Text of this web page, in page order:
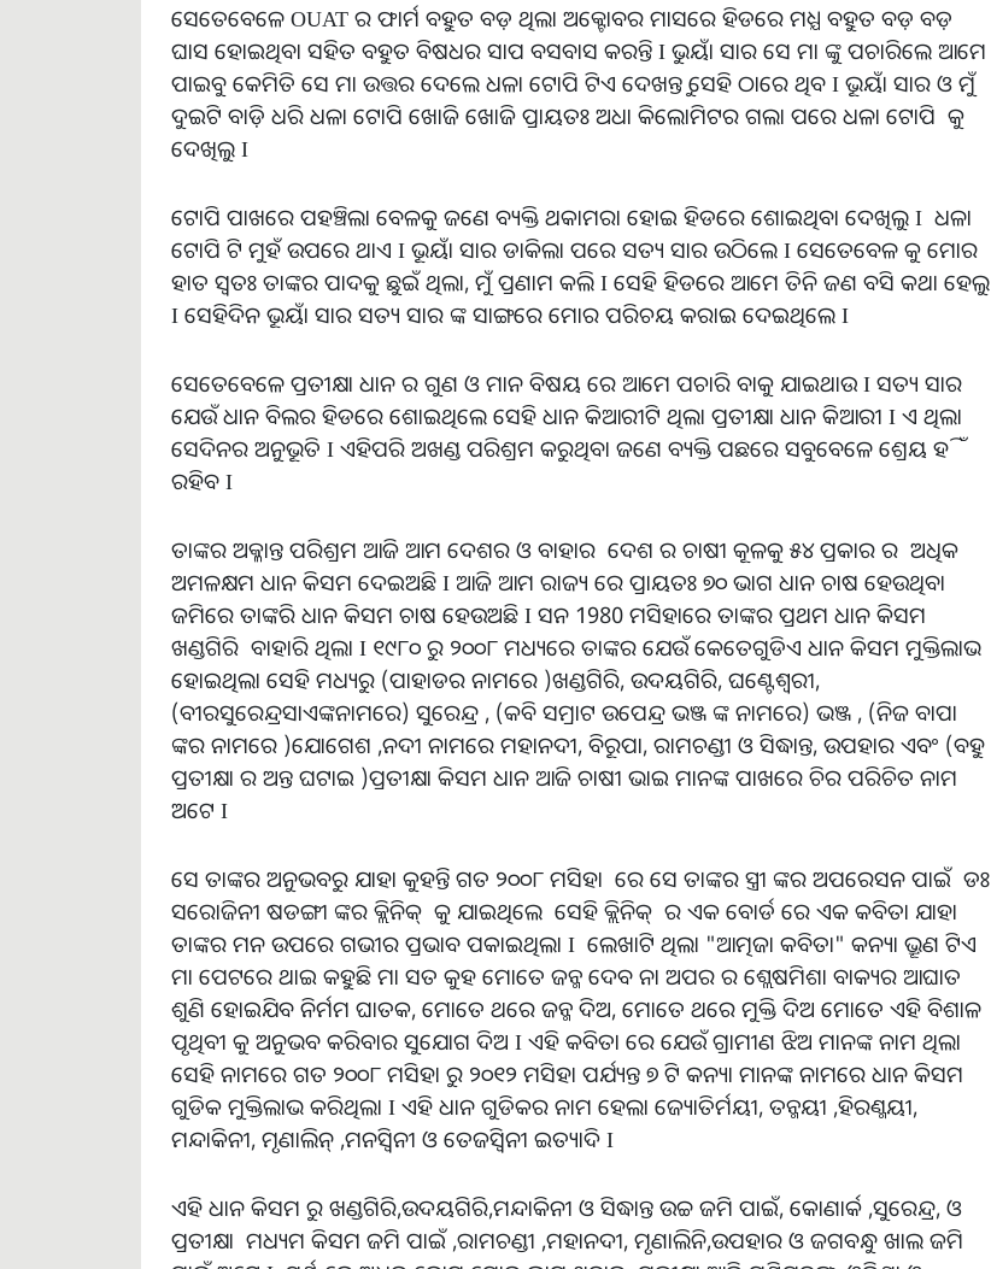
ସେତେବେଳେ OUAT ର ଫାର୍ମ ବହୁତ ବଡ଼ ଥିଲା ଅକ୍ଟୋବର ମାସରେ ହିଡରେ ମଧ୍ଯ ବହୁତ ବଡ଼ ବଡ଼
ଘାସ ହୋଇଥିବା ସହିତ ବହୁତ ବିଷଧର ସାପ ବସବାସ କରନ୍ତି I ଭୁୟାଁ ସାର ସେ ମା ଙ୍କୁ ପଚାରିଲେ ଆମେ
ପାଇବୁ କେମିତି ସେ ମା ଉତ୍ତର ଦେଲେ ଧଳା ଟୋପି ଟିଏ ଦେଖନ୍ତୁ ସେହି ଠାରେ ଥିବ I ଭୂୟାଁ ସାର ଓ ମୁଁ
ଦୁଇଟି ବାଡ଼ି ଧରି ଧଳା ଟୋପି ଖୋଜି ଖୋଜି ପ୍ରାୟତଃ ଅଧା କିଲୋମିଟର ଗଲା ପରେ ଧଳା ଟୋପି କୁ
ଦେଖିଲୁ I
ଟୋପି ପାଖରେ ପହଞ୍ଚିଲା ବେଳକୁ ଜଣେ ବ୍ୟକ୍ତି ଥକାମରା ହୋଇ ହିଡରେ ଶୋଇଥିବା ଦେଖିଲୁ I ଧଳା
ଟୋପି ଟି ମୁହଁ ଉପରେ ଥାଏ I ଭୂୟାଁ ସାର ଡାକିଲା ପରେ ସତ୍ୟ ସାର ଉଠିଲେ I ସେତେବେଳ କୁ ମୋର
ହାତ ସ୍ୱତଃ ତାଙ୍କର ପାଦକୁ ଛୁଇଁ ଥିଲା, ମୁଁ ପ୍ରଣାମ କଲି I ସେହି ହିଡରେ ଆମେ ତିନି ଜଣ ବସି କଥା ହେଲୁ
I ସେହିଦିନ ଭୂୟାଁ ସାର ସତ୍ୟ ସାର ଙ୍କ ସାଙ୍ଗରେ ମୋର ପରିଚୟ କରାଇ ଦେଇଥିଲେ I
ସେତେବେଳେ ପ୍ରତୀକ୍ଷା ଧାନ ର ଗୁଣ ଓ ମାନ ବିଷୟ ରେ ଆମେ ପଚାରି ବାକୁ ଯାଇଥାଉ I ସତ୍ୟ ସାର
ଯେଉଁ ଧାନ ବିଲର ହିଡରେ ଶୋଇଥିଲେ ସେହି ଧାନ କିଆରୀଟି ଥିଲା ପ୍ରତୀକ୍ଷା ଧାନ କିଆରୀ I ଏ ଥିଲା
ସେଦିନର ଅନୁଭୂତି I ଏହିପରି ଅଖଣ୍ଡ ପରିଶ୍ରମ କରୁଥିବା ଜଣେ ବ୍ୟକ୍ତି ପଛରେ ସବୁବେଳେ ଶ୍ରେୟ ହିଁ
ରହିବ I
ତାଙ୍କର ଅକ୍ଳାନ୍ତ ପରିଶ୍ରମ ଆଜି ଆମ ଦେଶର ଓ ବାହାର ଦେଶ ର ଚାଷୀ କୂଳକୁ ୫୪ ପ୍ରକାର ର ଅଧିକ
ଅମଳକ୍ଷମ ଧାନ କିସମ ଦେଇଅଛି I ଆଜି ଆମ ରାଜ୍ୟ ରେ ପ୍ରାୟତଃ ୭୦ ଭାଗ ଧାନ ଚାଷ ହେଉଥିବା
ଜମିରେ ତାଙ୍କରି ଧାନ କିସମ ଚାଷ ହେଉଅଛି I ସନ 1980 ମସିହାରେ ତାଙ୍କର ପ୍ରଥମ ଧାନ କିସମ
ଖଣ୍ଡଗିରି ବାହାରି ଥିଲା I ୧୯୮୦ ରୁ ୨୦୦୮ ମଧ୍ୟରେ ତାଙ୍କର ଯେଉଁ କେତେଗୁଡିଏ ଧାନ କିସମ ମୁକ୍ତିଲାଭ
ହୋଇଥିଲା ସେହି ମଧ୍ୟରୁ (ପାହାଡର ନାମରେ )ଖଣ୍ଡଗିରି, ଉଦୟଗିରି, ଘଣ୍ଟେଶ୍ୱରୀ,
(ବୀରସୁରେନ୍ଦ୍ରସାଏଙ୍କନାମରେ) ସୁରେନ୍ଦ୍ର , (କବି ସମ୍ରାଟ ଉପେନ୍ଦ୍ର ଭଞ୍ଜ ଙ୍କ ନାମରେ) ଭଞ୍ଜ , (ନିଜ ବାପା
ଙ୍କର ନାମରେ )ଯୋଗେଶ ,ନଦୀ ନାମରେ ମହାନଦୀ, ବିରୂପା, ରାମଚଣ୍ଡୀ ଓ ସିଦ୍ଧାନ୍ତ, ଉପହାର ଏବଂ (ବହୁ
ପ୍ରତୀକ୍ଷା ର ଅନ୍ତ ଘଟାଇ )ପ୍ରତୀକ୍ଷା କିସମ ଧାନ ଆଜି ଚାଷୀ ଭାଇ ମାନଙ୍କ ପାଖରେ ଚିର ପରିଚିତ ନାମ
ଅଟେ I
ସେ ତାଙ୍କର ଅନୁଭବରୁ ଯାହା କୁହନ୍ତି ଗତ ୨୦୦୮ ମସିହା ରେ ସେ ତାଙ୍କର ସ୍ତ୍ରୀ ଙ୍କର ଅପରେସନ ପାଇଁ ଡଃ
ସରୋଜିନୀ ଷଡଙ୍ଗୀ ଙ୍କର କ୍ଲିନିକ୍ କୁ ଯାଇଥିଲେ ସେହି କ୍ଲିନିକ୍ ର ଏକ ବୋର୍ଡ ରେ ଏକ କବିତା ଯାହା
ତାଙ୍କର ମନ ଉପରେ ଗଭୀର ପ୍ରଭାବ ପକାଇଥିଲା I ଲେଖାଟି ଥିଲା "ଆତ୍ମଜା କବିତା" କନ୍ୟା ଭ୍ରୂଣ ଟିଏ
ମା ପେଟରେ ଥାଇ କହୁଛି ମା ସତ କୁହ ମୋତେ ଜନ୍ମ ଦେବ ନା ଅପର ର ଶ୍ଲେଷମିଶା ବାକ୍ୟର ଆଘାତ
ଶୁଣି ହୋଇଯିବ ନିର୍ମମ ଘାତକ, ମୋତେ ଥରେ ଜନ୍ମ ଦିଅ, ମୋତେ ଥରେ ମୁକ୍ତି ଦିଅ ମୋତେ ଏହି ବିଶାଳ
ପୃଥିବୀ କୁ ଅନୁଭବ କରିବାର ସୁଯୋଗ ଦିଅ I ଏହି କବିତା ରେ ଯେଉଁ ଗ୍ରାମୀଣ ଝିଅ ମାନଙ୍କ ନାମ ଥିଲା
ସେହି ନାମରେ ଗତ ୨୦୦୮ ମସିହା ରୁ ୨୦୧୨ ମସିହା ପର୍ଯ୍ୟନ୍ତ ୭ ଟି କନ୍ୟା ମାନଙ୍କ ନାମରେ ଧାନ କିସମ
ଗୁଡିକ ମୁକ୍ତିଲାଭ କରିଥିଲା I ଏହି ଧାନ ଗୁଡିକର ନାମ ହେଲା ଜ୍ୟୋତିର୍ମୟୀ, ତନ୍ମୟୀ ,ହିରଣ୍ମୟୀ,
ମନ୍ଦାକିନୀ, ମୃଣାଲିନ୍ ,ମନସ୍ଵିନୀ ଓ ତେଜସ୍ଵିନୀ ଇତ୍ୟାଦି I
ଏହି ଧାନ କିସମ ରୁ ଖଣ୍ଡଗିରି,ଉଦୟଗିରି,ମନ୍ଦାକିନୀ ଓ ସିଦ୍ଧାନ୍ତ ଉଚ୍ଚ ଜମି ପାଇଁ, କୋଣାର୍କ ,ସୁରେନ୍ଦ୍ର, ଓ
ପ୍ରତୀକ୍ଷା ମଧ୍ୟମ କିସମ ଜମି ପାଇଁ ,ରାମଚଣ୍ଡୀ ,ମହାନଦୀ, ମୃଣାଲିନି,ଉପହାର ଓ ଜଗବନ୍ଧୁ ଖାଲ ଜମି